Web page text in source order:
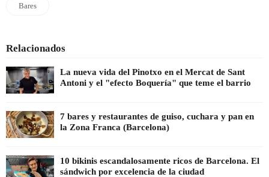
Bares
Relacionados
La nueva vida del Pinotxo en el Mercat de Sant
Antoni y el "efecto Boquería" que teme el barrio
7 bares y restaurantes de guiso, cuchara y pan en
la Zona Franca (Barcelona)
10 bikinis escandalosamente ricos de Barcelona. El
sándwich por excelencia de la ciudad